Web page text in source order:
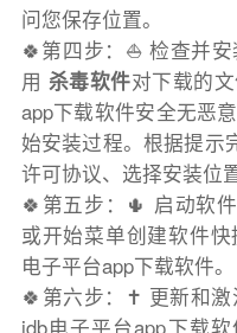
问您保存位置。
🍀第四步：⛵️ 检查并
用 杀毒软件对下载的
app下载软件安全无恶
始安装过程。根据提示
许可协议、选择安装位
🍀第五步：🌵 启动软
或开始菜单创建软件
电子平台app下载软件。
🍀第六步：✝️ 更新和